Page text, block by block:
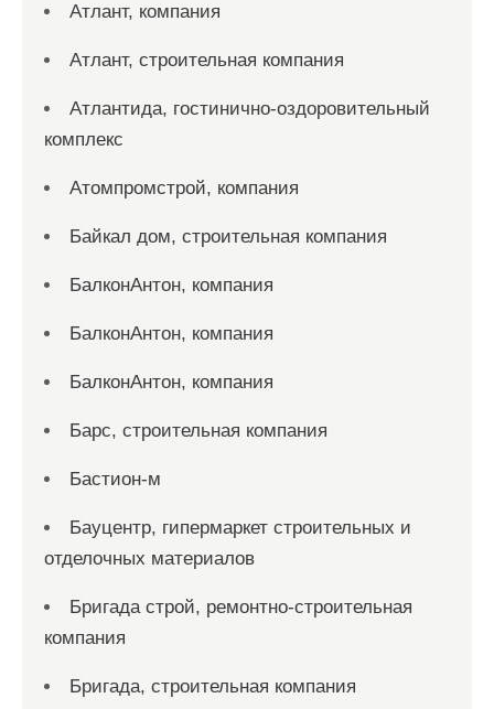
Атлант, компания
Атлант, строительная компания
Атлантида, гостинично-оздоровительный
комплекс
Атомпромстрой, компания
Байкал дом, строительная компания
БалконАнтон, компания
БалконАнтон, компания
БалконАнтон, компания
Барс, строительная компания
Бастион-м
Бауцентр, гипермаркет строительных и
отделочных материалов
Бригада строй, ремонтно-строительная
компания
Бригада, строительная компания